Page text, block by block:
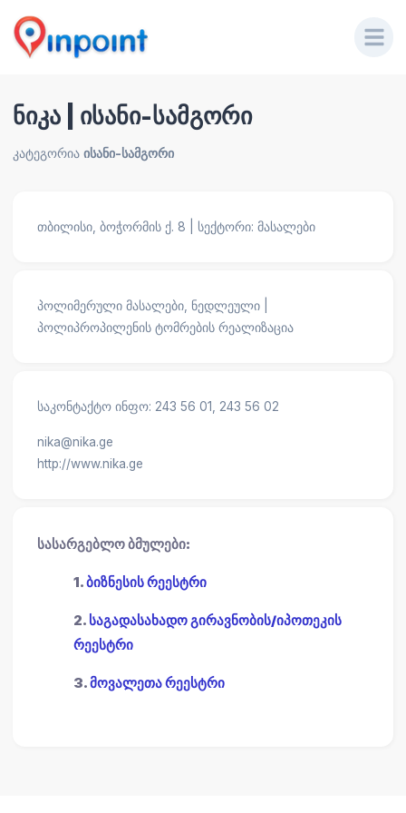
ნიკა | ისანი-სამგორი
კატეგორია ისანი-სამგორი
თბილისი, ბოჭორმის ქ. 8 | სექტორი: მასალები
პოლიმერული მასალები, ნედლეული |
პოლიპროპილენის ტომრების რეალიზაცია
საკონტაქტო ინფო: 243 56 01, 243 56 02
nika@nika.ge
http://www.nika.ge
სასარგებლო ბმულები:
1.ბიზნესის რეესტრი
2. საგადასახადო გირავნობის/იპოთეკის
რეესტრი
3.მოვალეთა რეესტრი